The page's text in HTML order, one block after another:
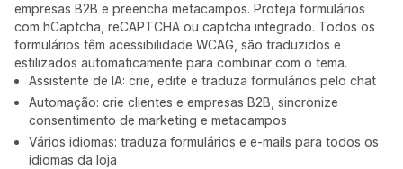
empresas B2B e preencha metacampos. Proteja formulários
com hCaptcha, reCAPTCHA ou captcha integrado. Todos os
formulários têm acessibilidade WCAG, são traduzidos e
estilizados automaticamente para combinar com o tema.
Assistente de IA: crie, edite e traduza formulários pelo chat
Automação: crie clientes e empresas B2B, sincronize
consentimento de marketing e metacampos
Vários idiomas: traduza formulários e e-mails para todos os
idiomas da loja